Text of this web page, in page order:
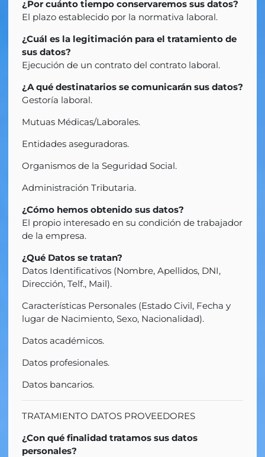
¿Por cuánto tiempo conservaremos sus datos?
El plazo establecido por la normativa laboral.
¿Cuál es la legitimación para el tratamiento de
sus datos?
Ejecución de un contrato del contrato laboral.
¿A qué destinatarios se comunicarán sus datos?
Gestoría laboral.
Mutuas Médicas/Laborales.
Entidades aseguradoras.
Organismos de la Seguridad Social.
Administración Tributaria.
¿Cómo hemos obtenido sus datos?
El propio interesado en su condición de trabajador
de la empresa.
¿Qué Datos se tratan?
Datos Identificativos (Nombre, Apellidos, DNI,
Dirección, Telf., Mail).
Características Personales (Estado Civil, Fecha y
lugar de Nacimiento, Sexo, Nacionalidad).
Datos académicos.
Datos profesionales.
Datos bancarios.
TRATAMIENTO DATOS PROVEEDORES
¿Con qué finalidad tratamos sus datos
personales?